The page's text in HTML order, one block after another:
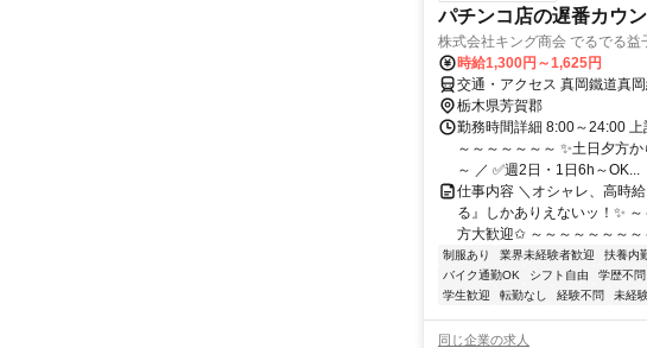
パチンコ店の遅番カウ
株式会社キング商会 でるでる益
時給1,300円～1,625円
交通・アクセス 真岡鐵道真
栃木県芳賀郡
勤務時間詳細 8:00～24:00
～～～～～～～ ✨土日夕方
～ ／ ✅週2日・1日6h～OK...
仕事内容 ＼オシャレ、高時
る』しかありえないッ！✨
方大歓迎✩ ～～～～～～～～
制服あり 業界未経験者歓迎 扶養内
バイク通勤OK
シフト自由 学歴不問
学生歓迎
転勤なし 経験不問 未経
同じ企業の求人